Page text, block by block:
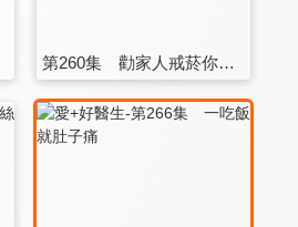
第260集 勸家人戒菸你也能做到